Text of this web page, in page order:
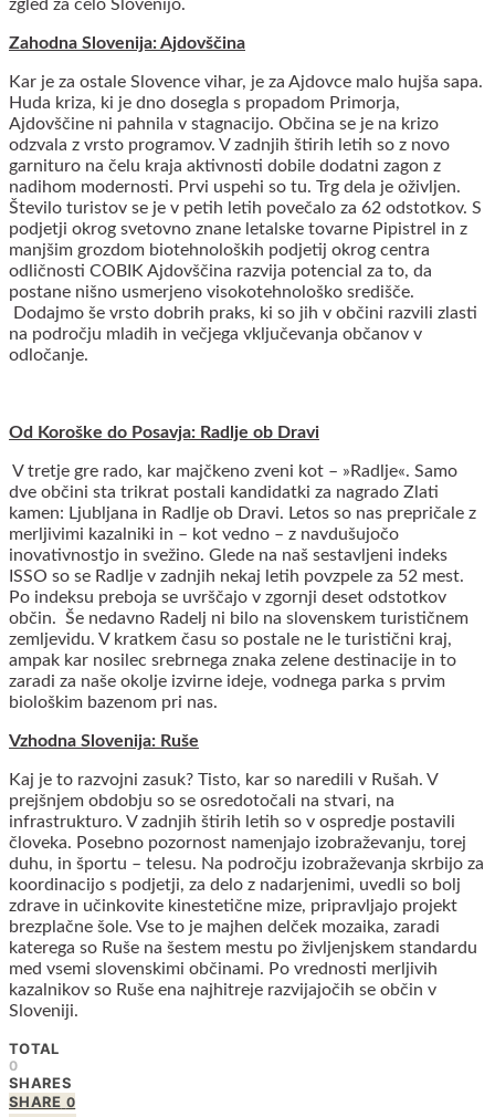
zgled za celo Slovenijo.
Zahodna Slovenija: Ajdovščina
Kar je za ostale Slovence vihar, je za Ajdovce malo hujša sapa.
Huda kriza, ki je dno dosegla s propadom Primorja,
Ajdovščine ni pahnila v stagnacijo. Občina se je na krizo
odzvala z vrsto programov. V zadnjih štirih letih so z novo
garnituro na čelu kraja aktivnosti dobile dodatni zagon z
nadihom modernosti. Prvi uspehi so tu. Trg dela je oživljen.
Število turistov se je v petih letih povečalo za 62 odstotkov. S
podjetji okrog svetovno znane letalske tovarne Pipistrel in z
manjšim grozdom biotehnoloških podjetij okrog centra
odličnosti COBIK Ajdovščina razvija potencial za to, da
postane nišno usmerjeno visokotehnološko središče.
Dodajmo še vrsto dobrih praks, ki so jih v občini razvili zlasti
na področju mladih in večjega vključevanja občanov v
odločanje.
Od Koroške do Posavja: Radlje ob Dravi
V tretje gre rado, kar majčkeno zveni kot – »Radlje«. Samo
dve občini sta trikrat postali kandidatki za nagrado Zlati
kamen: Ljubljana in Radlje ob Dravi. Letos so nas prepričale z
merljivimi kazalniki in – kot vedno – z navdušujočo
inovativnostjo in svežino. Glede na naš sestavljeni indeks
ISSO so se Radlje v zadnjih nekaj letih povzpele za 52 mest.
Po indeksu preboja se uvrščajo v zgornji deset odstotkov
občin. Še nedavno Radelj ni bilo na slovenskem turističnem
zemljevidu. V kratkem času so postale ne le turistični kraj,
ampak kar nosilec srebrnega znaka zelene destinacije in to
zaradi za naše okolje izvirne ideje, vodnega parka s prvim
biološkim bazenom pri nas.
Vzhodna Slovenija: Ruše
Kaj je to razvojni zasuk? Tisto, kar so naredili v Rušah. V
prejšnjem obdobju so se osredotočali na stvari, na
infrastrukturo. V zadnjih štirih letih so v ospredje postavili
človeka. Posebno pozornost namenjajo izobraževanju, torej
duhu, in športu – telesu. Na področju izobraževanja skrbijo za
koordinacijo s podjetji, za delo z nadarjenimi, uvedli so bolj
zdrave in učinkovite kinestetične mize, pripravljajo projekt
brezplačne šole. Vse to je majhen delček mozaika, zaradi
katerega so Ruše na šestem mestu po življenjskem standardu
med vsemi slovenskimi občinami. Po vrednosti merljivih
kazalnikov so Ruše ena najhitreje razvijajočih se občin v
Sloveniji.
TOTAL
0
SHARES
SHARE 0